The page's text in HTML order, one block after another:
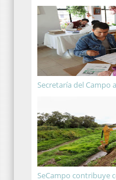
Secretaría del Campo
SeCampo contribuye